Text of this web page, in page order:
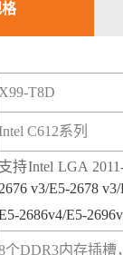
X99-T8D
C612系列
支持Intel LGA
2676 v3/E5-2678
2686v4/E5-
个DDR3内存插槽